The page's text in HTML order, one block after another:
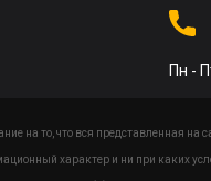
Пн -
на то, что вся представленная на
характер и ни при каких